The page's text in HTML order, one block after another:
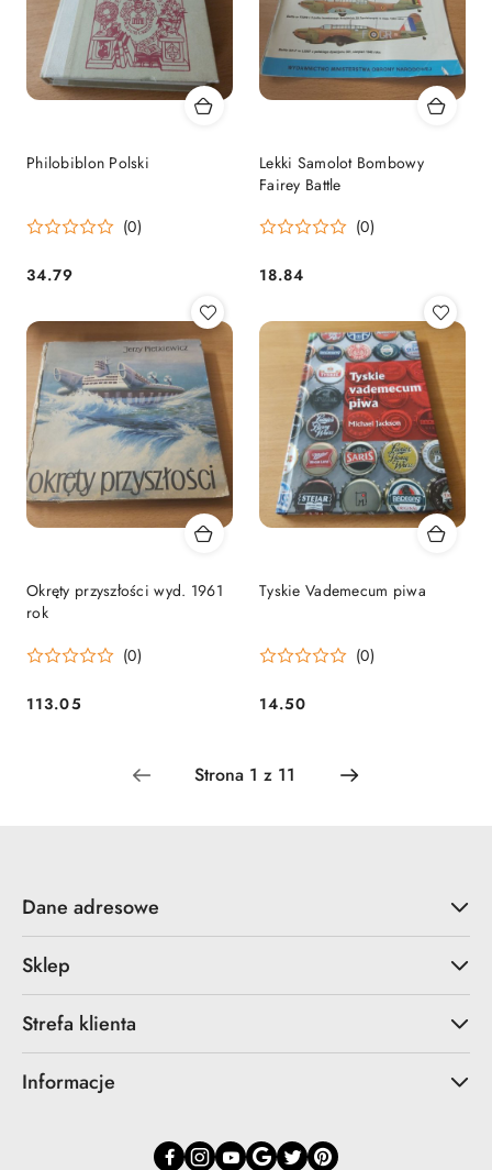
Philobiblon Polski
(0)
Cena:
34.79
Lekki Samolot Bombowy
Fairey Battle
(0)
Cena:
18.84
Okręty przyszłości wyd. 1961
rok
(0)
Cena:
113.05
Tyskie Vademecum piwa
(0)
Cena:
14.50
Dane adresowe
Sklep
Strefa klienta
Informacje